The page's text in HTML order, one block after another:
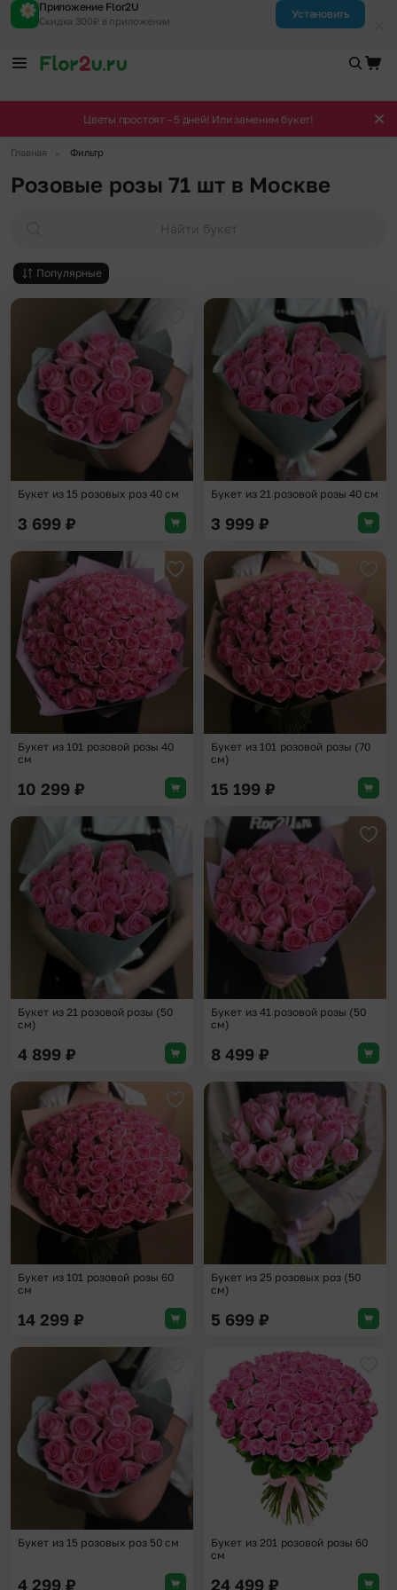
Приложение Flor2U
Скидка 300₽ в приложении
Установить
Цветы простоят - 5 дней! Или заменим букет!
Главная Фильтр
Розовые розы 71 шт в Москве
Найти букет
Популярные
Добавить в избранное
Букет из 15 розовых роз 40 см
3 699 ₽
Букет из 21 розовой розы 40 см
3 999 ₽
Добавить в избранное
Букет из 101 розовой розы 40
см
10 299 ₽
Букет из 101 розовой розы (70
см)
15 199 ₽
Добавить в избранное
Букет из 21 розовой розы (50
см)
4 899 ₽
Букет из 41 розовой розы (50
см)
8 499 ₽
Добавить в избранное
Букет из 101 розовой розы 60
см
14 299 ₽
Букет из 25 розовых роз (50
см)
5 699 ₽
Добавить в избранное
Букет из 15 розовых роз 50 см
4 299 ₽
Букет из 201 розовой розы 60
см
24 499 ₽